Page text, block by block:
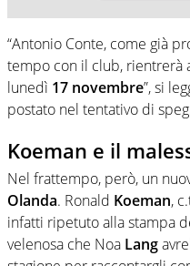
“Antonio Conte, come già
tempo con il club, rientrerà
lunedì 17 novembre”, si
postato nel tentativo di
Koeman e il
Nel frattempo, però, un
Olanda. Ronald Koeman,
infatti ripetuto alla stampa
velenosa che Noa Lang